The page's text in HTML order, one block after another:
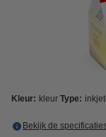
Kleur: kleur Type:
Bekijk de